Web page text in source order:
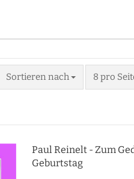
Sortieren nach 8 pro
Paul Reinelt - Zum
Geburtstag